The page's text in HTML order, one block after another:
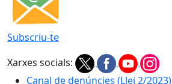
Subscriu-te
Xarxes socials:
Canal de denúncies (Llei 2/2023)